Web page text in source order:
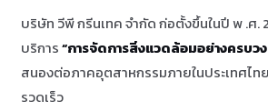
บริษัท วีพี กรีนเทค จำกัด ก่อตั้งขึ้นในปี พ .ศ.
บริการ“การจัดการสิ่งแวดล้อมอย่างครบว
สนองต่อภาคอุตสาหกรรมภายในประเทศไท
รวดเร็ว